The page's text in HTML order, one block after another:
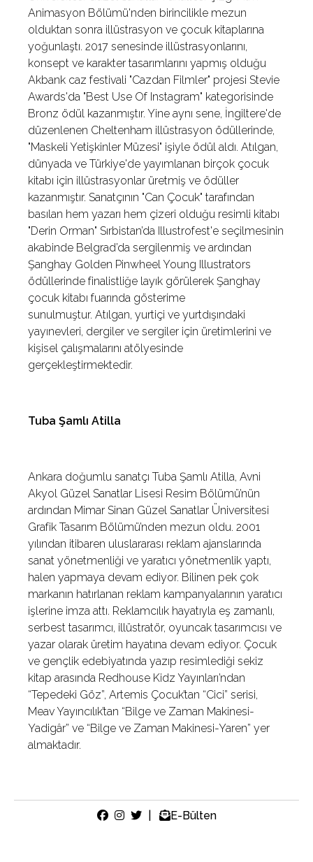
Animasyon Bölümü'nden birincilikle mezun
olduktan sonra illüstrasyon ve çocuk kitaplarına
yoğunlaştı. 2017 senesinde illüstrasyonlarını,
konsept ve karakter tasarımlarını yapmış olduğu
Akbank caz festivali "Cazdan Filmler" projesi Stevie
Awards'da "Best Use Of Instagram" kategorisinde
Bronz ödül kazanmıştır. Yine aynı sene, İngiltere'de
düzenlenen Cheltenham illüstrasyon ödüllerinde,
"Maskeli Yetişkinler Müzesi" işiyle ödül aldı. Atılgan,
dünyada ve Türkiye'de yayımlanan birçok çocuk
kitabı için illüstrasyonlar üretmiş ve ödüller
kazanmıştır. Sanatçının "Can Çocuk" tarafından
basılan hem yazarı hem çizeri olduğu resimli kitabı
"Derin Orman" Sırbistan’da Illustrofest'e seçilmesinin
akabinde Belgrad’da sergilenmiş ve ardından
Şanghay Golden Pinwheel Young Illustrators
ödüllerinde finalistliğe layık görülerek Şanghay
çocuk kitabı fuarında gösterime
sunulmuştur. Atılgan, yurtiçi ve yurtdışındaki
yayınevleri, dergiler ve sergiler için üretimlerini ve
kişisel çalışmalarını atölyesinde
gerçekleştirmektedir.
Tuba Şamlı Atilla
Ankara doğumlu sanatçı Tuba Şamlı Atilla, Avni
Akyol Güzel Sanatlar Lisesi Resim Bölümü’nün
ardından Mimar Sinan Güzel Sanatlar Üniversitesi
Grafik Tasarım Bölümü’nden mezun oldu. 2001
yılından itibaren uluslararası reklam ajanslarında
sanat yönetmenliği ve yaratıcı yönetmenlik yaptı,
halen yapmaya devam ediyor. Bilinen pek çok
markanın hatırlanan reklam kampanyalarının yaratıcı
işlerine imza attı. Reklamcılık hayatıyla eş zamanlı,
serbest tasarımcı, illüstratör, oyuncak tasarımcısı ve
yazar olarak üretim hayatına devam ediyor. Çocuk
ve gençlik edebiyatında yazıp resimlediği sekiz
kitap arasında Redhouse Kidz Yayınları’ndan
“Tepedeki Göz”, Artemis Çocuk’tan “Cici” serisi,
Meav Yayıncılık’tan “Bilge ve Zaman Makinesi-
Yadigâr” ve “Bilge ve Zaman Makinesi-Yaren” yer
almaktadır.
E-Bülten